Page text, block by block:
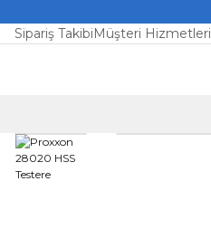
Sipariş TakibiMüşteri Hizmetleri